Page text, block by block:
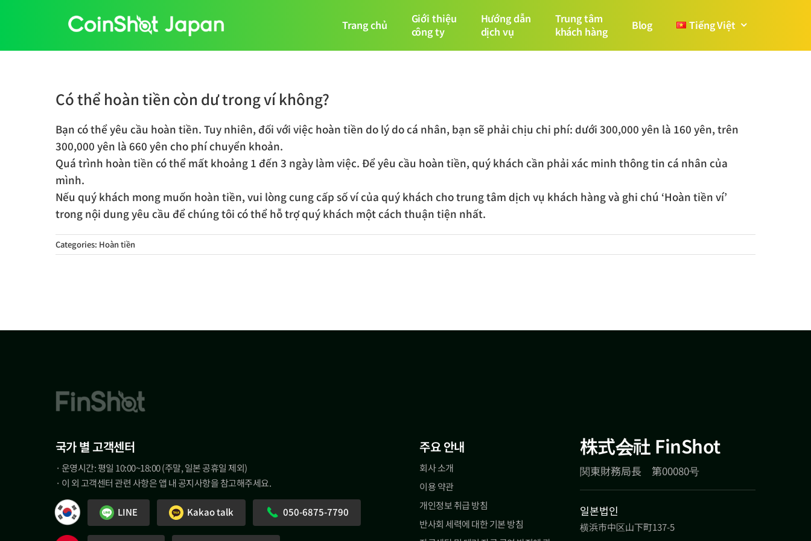
Trang chủ
Giới thiệu
công ty
Hướng dẫn
dịch vụ
Trung tâm
khách hàng
Blog Tiếng Việt
Có thể hoàn tiền còn dư trong ví không?
Bạn có thể yêu cầu hoàn tiền. Tuy nhiên, đối với việc hoàn tiền do lý do cá nhân, bạn sẽ phải chịu chi phí: dưới 300,000 yên là 160 yên, trên
300,000 yên là 660 yên cho phí chuyển khoản.
Quá trình hoàn tiền có thể mất khoảng 1 đến 3 ngày làm việc. Để yêu cầu hoàn tiền, quý khách cần phải xác minh thông tin cá nhân của
mình.
Nếu quý khách mong muốn hoàn tiền, vui lòng cung cấp số ví của quý khách cho trung tâm dịch vụ khách hàng và ghi chú ‘Hoàn tiền ví’
trong nội dung yêu cầu để chúng tôi có thể hỗ trợ quý khách một cách thuận tiện nhất.
Categories: Hoàn tiền
국가 별 고객센터
· 운영시간: 평일 10:00~18:00 (주말, 일본 공휴일 제외)
· 이 외 고객센터 관련 사항은 앱 내 공지사항을 참고해주세요.
LINE Kakao talk 050-6875-7790
주요 안내
회사 소개
이용 약관
개인정보 취급 방침
반사회 세력에 대한 기본 방침
株式会社 FinShot
関東財務局長 第00080号
일본법인
横浜市中区山下町137-5